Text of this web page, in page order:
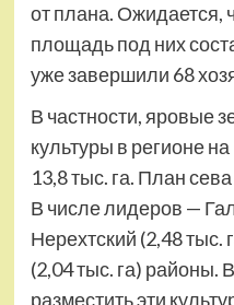
от плана. Ожидается,
площадь под них
уже завершили 68
В частности, яровые
культуры в регионе
13,8 тыс. га. План
В числе лидеров —
Нерехтский (2,48 тыс.
(2,04 тыс. га) районы.
разместить эти